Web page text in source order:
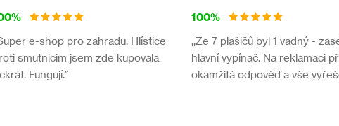
e-shop pro zahradu. Hlístice
smutnicim jsem zde kupovala
Fungují.”
100%
,,Ze 7 plašičů byl 1 vadný -
hlavní vypínač. Na reklamaci
okamžitá odpověď a vše